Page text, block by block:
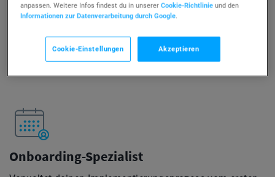
Hilft dir, die Funktionen und Fähigkeiten deines Kontos
Onboarding-Spezialist
anpassen. Weitere Infos findest du in unsererCookie-Richtlinie und den
Informationen zur Datenverarbeitung durch Google.
Cookie-Einstellungen Akzeptieren